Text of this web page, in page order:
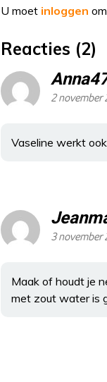
U moet inloggen
Reacties (2)
2 november
Vaseline werkt
3 november
Maak of houdt je
met zout water is